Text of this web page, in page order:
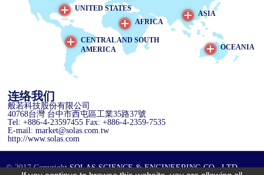
UNITED STATES
更多
CENTRAL AND SOUTH
AMERICA
更多
AFRICA
更多
ASIA
更多
OCEANIA
更多
连络我们
般若科技股份有限公司
40768台灣 台中市西屯區工業35路37號
Tel: +886-4-23597455 Fax: +886-4-2359-7535
E-mail: market@solas.com.tw
http://www.solas.com
© 2017 CopyrightSOLAS SCIENCE & ENGINEERING CO., LTD.